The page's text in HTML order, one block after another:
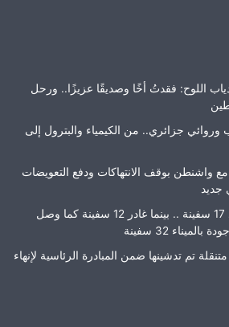
اللوح: فقدتُ أخًا وصديقًا عزيزًا.. ورحل
جزائري.. من الكيمياء والبترول إلى
واشنطن بوقف الانتهاكات ودفع التعويضات
ميناء دمياط يستقبل عدد 17 سفينة .. بينما غادر 12 سفينة كما وصل
32 سفينة
تم تدشينها ضمن المبادرة الرئاسية لإنهاء